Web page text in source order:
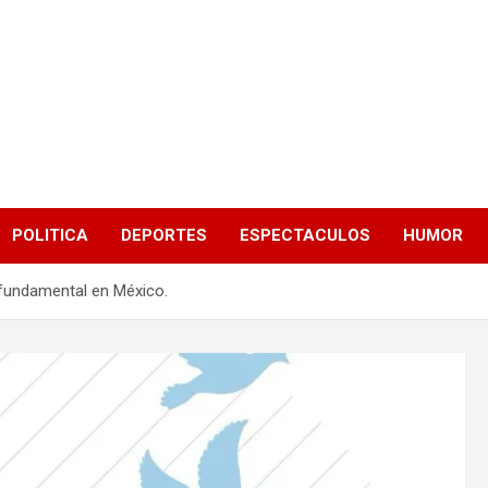
POLITICA DEPORTES ESPECTACULOS HUMOR
en México.